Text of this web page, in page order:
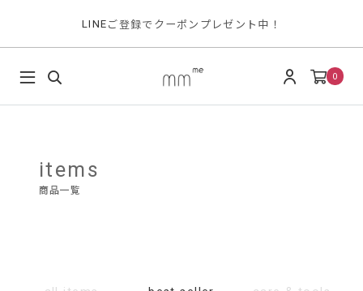
LINE ご登録でクーポンプレゼント中！
0
items
商品一覧